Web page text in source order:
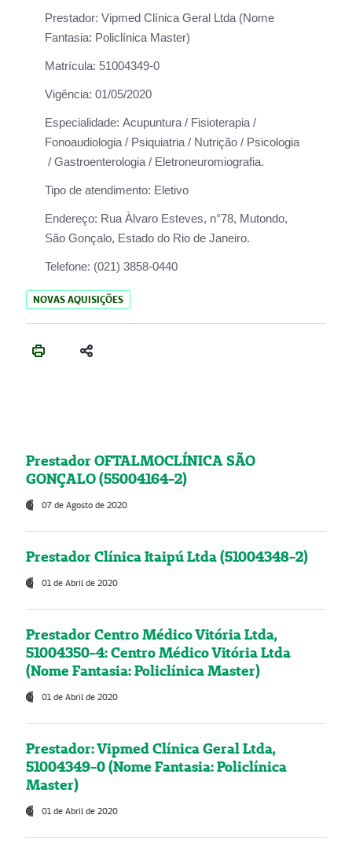
Prestador: Vipmed Clínica Geral Ltda (Nome
Fantasia: Policlínica Master)
Matrícula: 51004349-0
Vigência: 01/05/2020
Especialidade: Acupuntura / Fisioterapia /
Fonoaudiologia / Psiquiatria / Nutrição / Psicologia
/ Gastroenterologia / Eletroneuromiografia.
Tipo de atendimento: Eletivo
Endereço: Rua Àlvaro Esteves, n°78, Mutondo,
São Gonçalo, Estado do Rio de Janeiro.
Telefone: (021) 3858-0440
NOVAS AQUISIÇÕES
Prestador OFTALMOCLÍNICA SÃO
GONÇALO (55004164-2)
07 de Agosto de 2020
Prestador Clínica Itaipú Ltda (51004348-2)
01 de Abril de 2020
Prestador Centro Médico Vitória Ltda,
51004350-4: Centro Médico Vitória Ltda
(Nome Fantasia: Policlínica Master)
01 de Abril de 2020
Prestador: Vipmed Clínica Geral Ltda,
51004349-0 (Nome Fantasia: Policlínica
Master)
01 de Abril de 2020